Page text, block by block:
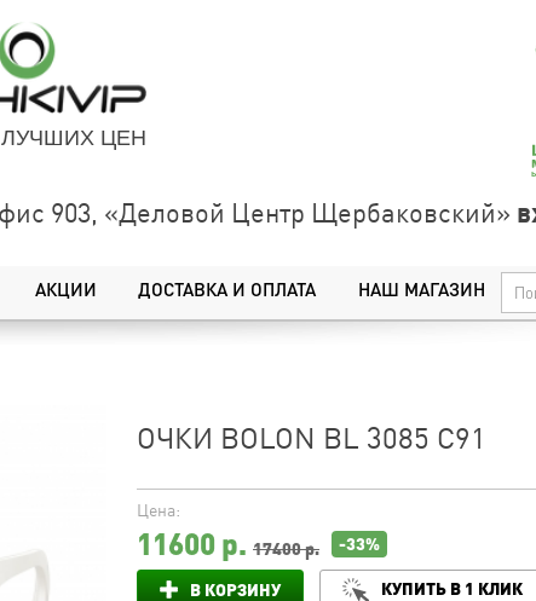
ЦЕН
903, «Деловой Центр Щербаковский»
АКЦИИ ДОСТАВКА И ОПЛАТА НАШ МАГАЗИН
ОЧКИ BOLON BL 3085 C91
Цена:
11600 р. 17400 р. -33%
В КОРЗИНУ КУПИТЬ В 1 КЛИК